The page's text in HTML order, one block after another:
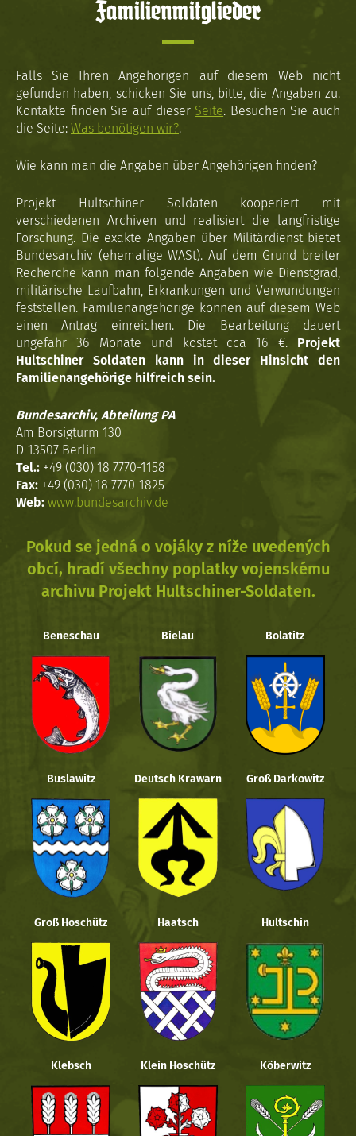
Familienmitglieder
Falls Sie Ihren Angehörigen auf diesem Web nicht
gefunden haben, schicken Sie uns, bitte, die Angaben zu.
Kontakte finden Sie auf dieser Seite. Besuchen Sie auch
die Seite: Was benötigen wir?.
Wie kann man die Angaben über Angehörigen finden?
Projekt Hultschiner Soldaten kooperiert mit
verschiedenen Archiven und realisiert die langfristige
Forschung. Die exakte Angaben über Militärdienst bietet
Bundesarchiv (ehemalige WASt). Auf dem Grund breiter
Recherche kann man folgende Angaben wie Dienstgrad,
militärische Laufbahn, Erkrankungen und Verwundungen
feststellen. Familienangehörige können auf diesem Web
einen Antrag einreichen. Die Bearbeitung dauert
ungefähr 36 Monate und kostet cca 16 €. Projekt
Hultschiner Soldaten kann in dieser Hinsicht den
Familienangehörige hilfreich sein.
Bundesarchiv, Abteilung PA
Am Borsigturm 130
D-13507 Berlin
Tel.: +49 (030) 18 7770-1158
Fax: +49 (030) 18 7770-1825
Web: www.bundesarchiv.de
Pokud se jedná o vojáky z níže uvedených
obcí, hradí všechny poplatky vojenskému
archivu Projekt Hultschiner-Soldaten.
Beneschau Bielau Bolatitz
Buslawitz Deutsch Krawarn Groß Darkowitz
Groß Hoschütz Haatsch Hultschin
Klebsch Klein Hoschütz Köberwitz